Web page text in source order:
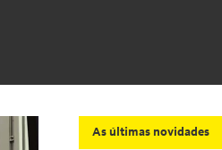
As últimas novidades